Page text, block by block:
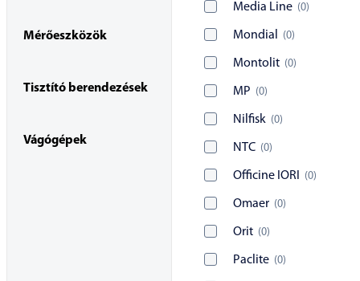
Media Line (0)
Mondial (0)
Montolit (0)
MP (0)
Nilfisk (0)
NTC (0)
Officine IORI (0)
Omaer (0)
Orit (0)
Paclite (0)
Mérőeszközök
Tisztító berendezések
Vágógépek